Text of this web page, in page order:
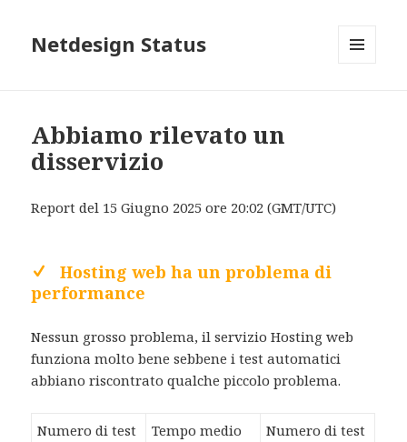
Netdesign Status
Abbiamo rilevato un
disservizio
Report del 15 Giugno 2025 ore 20:02 (GMT/UTC)
Hosting web ha un problema di
performance
Nessun grosso problema, il servizio Hosting web
funziona molto bene sebbene i test automatici
abbiano riscontrato qualche piccolo problema.
Numero di test
Tempo medio
Numero di test